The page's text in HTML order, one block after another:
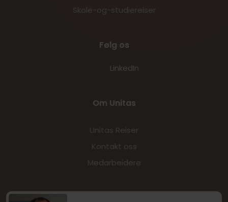
Skole-og-studiereiser
Følg os
LinkedIn
Om Unitas
Unitas Reiser
Kontakt oss
Medarbeidere